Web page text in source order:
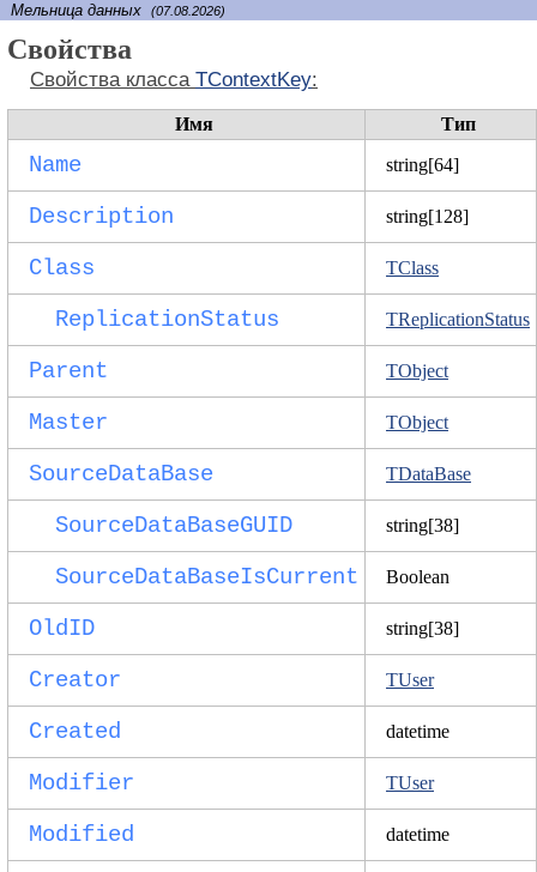
Мельница данных (07.08.2026)
Свойства
Свойства класса TContextKey:
Имя Тип
Name string[64]
Description string[128]
Class TClass
ReplicationStatus TReplicationStatus
Parent TObject
Master TObject
SourceDataBase TDataBase
SourceDataBaseGUID string[38]
SourceDataBaseIsCurrent Boolean
OldID string[38]
Creator TUser
Created datetime
Modifier TUser
Modified datetime